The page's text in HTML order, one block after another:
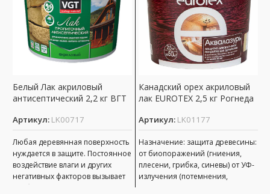
Белый Лак акриловый
антисептический 2,2 кг ВГТ
Артикул: LK00717
Любая деревянная поверхность
нуждается в защите. Постоянное
воздействие влаги и других
негативных факторов вызывает
разбухание волокон,
Канадский орех акриловый
лак EUROTEX 2,5 кг Рогнеда
Артикул: LK01177
Назначение: защита древесины:
от биопоражений (гниения,
плесени, грибка, синевы) от УФ-
излучения (потемнения,